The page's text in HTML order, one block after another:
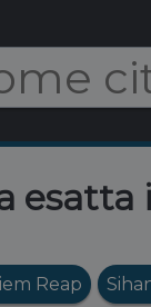
Reap